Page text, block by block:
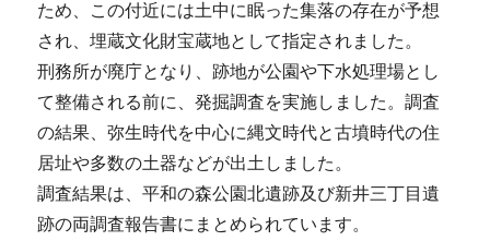
ため、この付近には土中に眠った集落の存在が予想
され、埋蔵文化財宝蔵地として指定されました。
刑務所が廃庁となり、跡地が公園や下水処理場とし
て整備される前に、発掘調査を実施しました。調査
の結果、弥生時代を中心に縄文時代と古墳時代の住
居址や多数の土器などが出土しました。
調査結果は、平和の森公園北遺跡及び新井三丁目遺
跡の両調査報告書にまとめられています。